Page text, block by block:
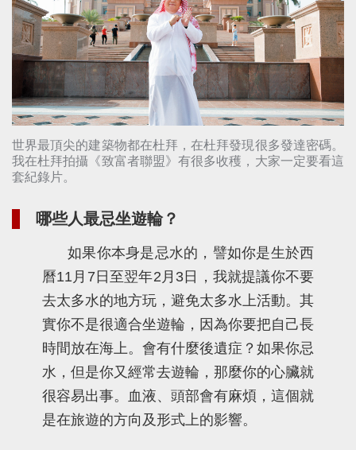
世界最頂尖的建築物都在杜拜，在杜拜發現很多發達密碼。
我在杜拜拍攝《致富者聯盟》有很多收穫，大家一定要看這
套紀錄片。
哪些人最忌坐遊輪？
如果你本身是忌水的，譬如你是生於西
曆11月7日至翌年2月3日，我就提議你不要
去太多水的地方玩，避免太多水上活動。其
實你不是很適合坐遊輪，因為你要把自己長
時間放在海上。會有什麼後遺症？如果你忌
水，但是你又經常去遊輪，那麼你的心臟就
很容易出事。血液、頭部會有麻煩，這個就
是在旅遊的方向及形式上的影響。